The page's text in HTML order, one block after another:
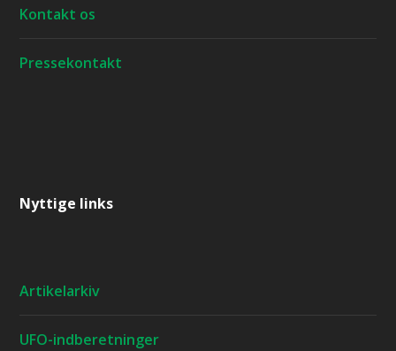
Kontakt os
Pressekontakt
Nyttige links
Artikelarkiv
UFO-indberetninger